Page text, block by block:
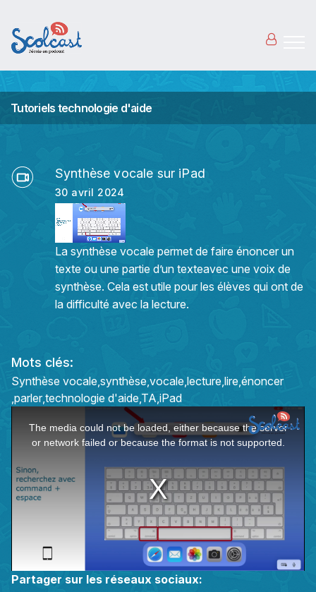
Tutoriels technologie d'aide
Synthèse vocale sur iPad
30 avril 2024
La synthèse vocale permet de faire énoncer un
texte ou une partie d’un texteavec une voix de
synthèse. Cela est utile pour les élèves qui ont de
la difficulté avec la lecture.
Mots clés:
Synthèse vocale synthèse vocale lecture lire énoncer
parler technologie d'aide TA iPad
modal
window.
The media could not be loaded, either because the server
or network failed or because the format is not supported.
Partager sur les réseaux sociaux: